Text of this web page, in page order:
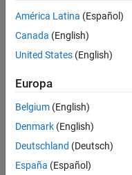
América Latina (Español)
Canada (English)
United States (English)
Europa
Belgium (English)
Denmark (English)
Deutschland (Deutsch)
España (Español)
Centro di fiducia
Antipirateria
Stato
© 1994-2026 The